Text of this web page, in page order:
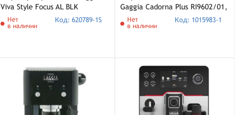
Viva Style Focus AL BLK
(RI8433/11), черный
Нет
в наличии
Код: 620789-1S
Gaggia Cadorna Plus RI9602/01,
черный
Нет
в наличии
Код: 1015983-1